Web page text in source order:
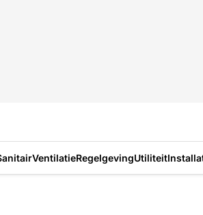
VentilatieRegelgevingUtiliteit